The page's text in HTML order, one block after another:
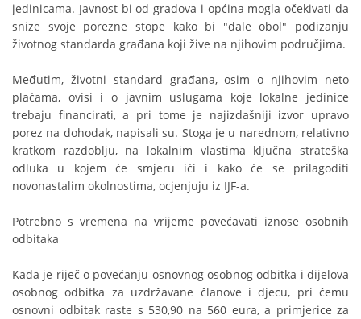
jedinicama. Javnost bi od gradova i općina mogla očekivati da
snize svoje porezne stope kako bi "dale obol" podizanju
životnog standarda građana koji žive na njihovim područjima.
Međutim, životni standard građana, osim o njihovim neto
plaćama, ovisi i o javnim uslugama koje lokalne jedinice
trebaju financirati, a pri tome je najizdašniji izvor upravo
porez na dohodak, napisali su. Stoga je u narednom, relativno
kratkom razdoblju, na lokalnim vlastima ključna strateška
odluka u kojem će smjeru ići i kako će se prilagoditi
novonastalim okolnostima, ocjenjuju iz IJF-a.
Potrebno s vremena na vrijeme povećavati iznose osobnih
odbitaka
Kada je riječ o povećanju osnovnog osobnog odbitka i dijelova
osobnog odbitka za uzdržavane članove i djecu, pri čemu
osnovni odbitak raste s 530,90 na 560 eura, a primjerice za